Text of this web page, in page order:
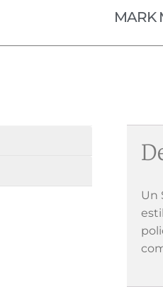
MARK
Un